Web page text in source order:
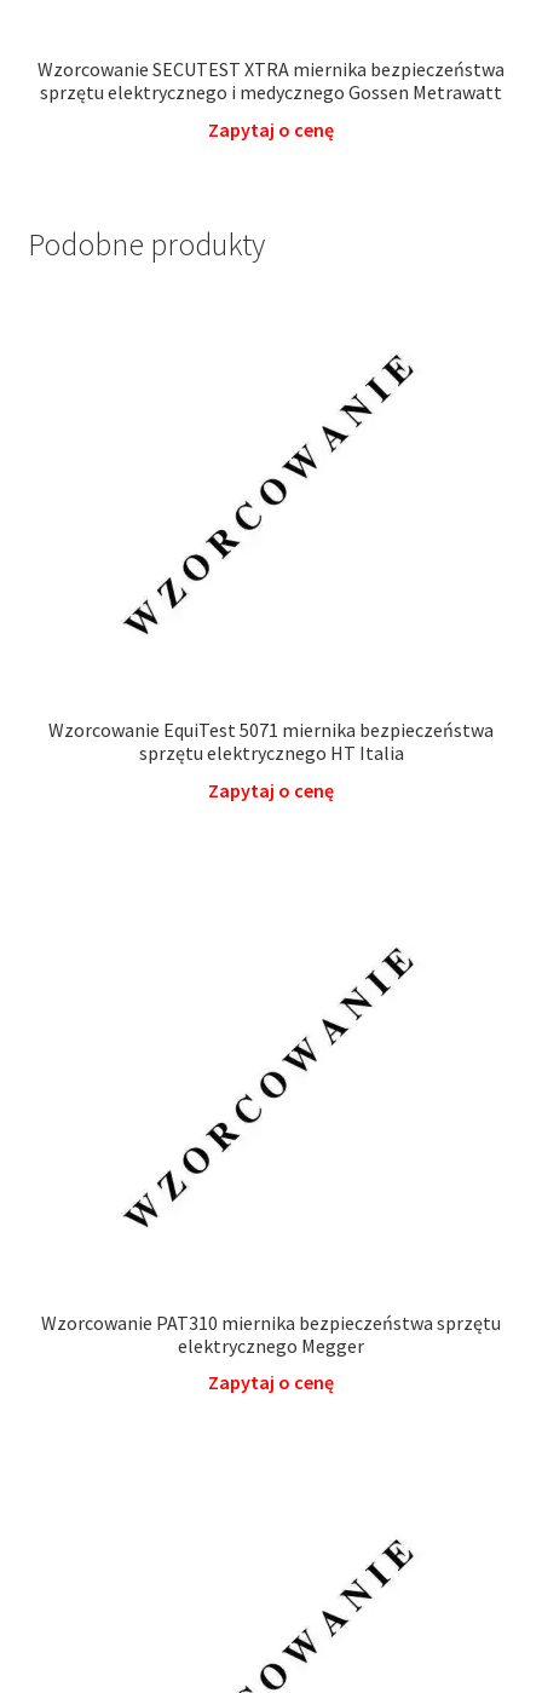
Wzorcowanie SECUTEST XTRA miernika bezpieczeństwa
sprzętu elektrycznego i medycznego Gossen Metrawatt
Zapytaj o cenę
Podobne produkty
Wzorcowanie EquiTest 5071 miernika bezpieczeństwa
sprzętu elektrycznego HT Italia
Zapytaj o cenę
Wzorcowanie PAT310 miernika bezpieczeństwa sprzętu
elektrycznego Megger
Zapytaj o cenę